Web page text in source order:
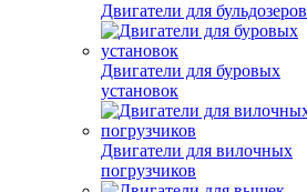
Двигатели для бульдозеров
Двигатели для буровых
установок
Двигатели для вилочных
погрузчиков